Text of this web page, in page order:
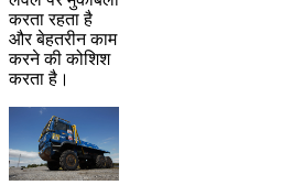
करता रहता है
और बेहतरीन काम
करने की कोशिश
करता है।